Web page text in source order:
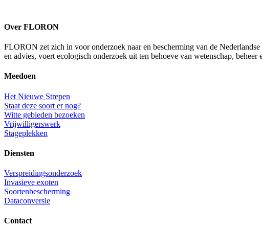
Over FLORON
FLORON zet zich in voor onderzoek naar en bescherming van de
en advies, voert ecologisch onderzoek uit ten behoeve van wetenschap,
Meedoen
Het Nieuwe Strepen
Staat deze soort er nog?
Witte gebieden bezoeken
Vrijwilligerswerk
Stageplekken
Diensten
Verspreidingsonderzoek
Invasieve exoten
Soortenbescherming
Dataconversie
Contact